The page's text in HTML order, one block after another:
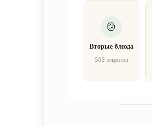
Вторые блюда
503 рецептов